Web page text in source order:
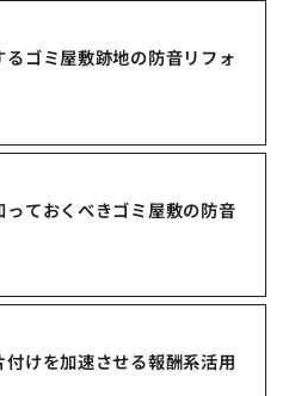
ゴミ屋敷跡地の防音リフォ
ておくべきゴミ屋敷の防音
けを加速させる報酬系活用